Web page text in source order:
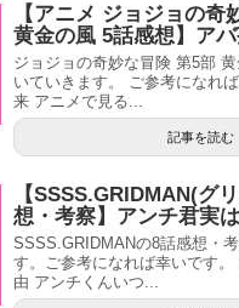
【アニメ ジョジョの奇
黄金の風 5話感想】ア
ジョジョの奇妙な冒険 第5部
いていきます。 ご参考になれ
来 アニメで見る...
記事を読む
【SSSS.GRIDMAN(グ
想・考察】アンチ君実
SSSS.GRIDMANの8話感想・
す。ご参考になれば幸いです
由 アンチくんいつ...